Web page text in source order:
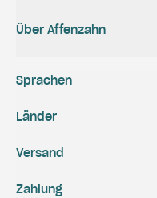
Über Affenzahn
Versand
Zahlung
Sprachen
Länder